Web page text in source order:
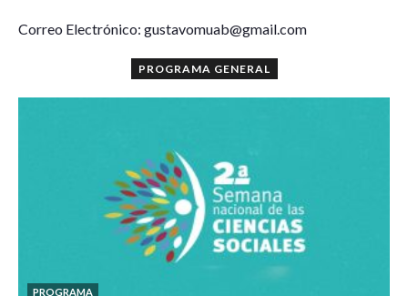
Correo Electrónico: gustavomuab@gmail.com
PROGRAMA GENERAL
PROGRAMA